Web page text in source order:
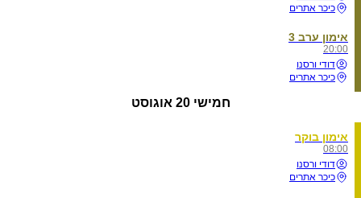
כיכר אתרים
אימון ערב 3
20:00
דודי ורסנו
כיכר אתרים
חמישי 20 אוגוסט
אימון בוקר
08:00
דודי ורסנו
כיכר אתרים